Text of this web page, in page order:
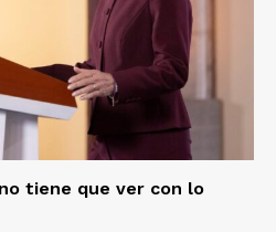
tiene que ver con lo